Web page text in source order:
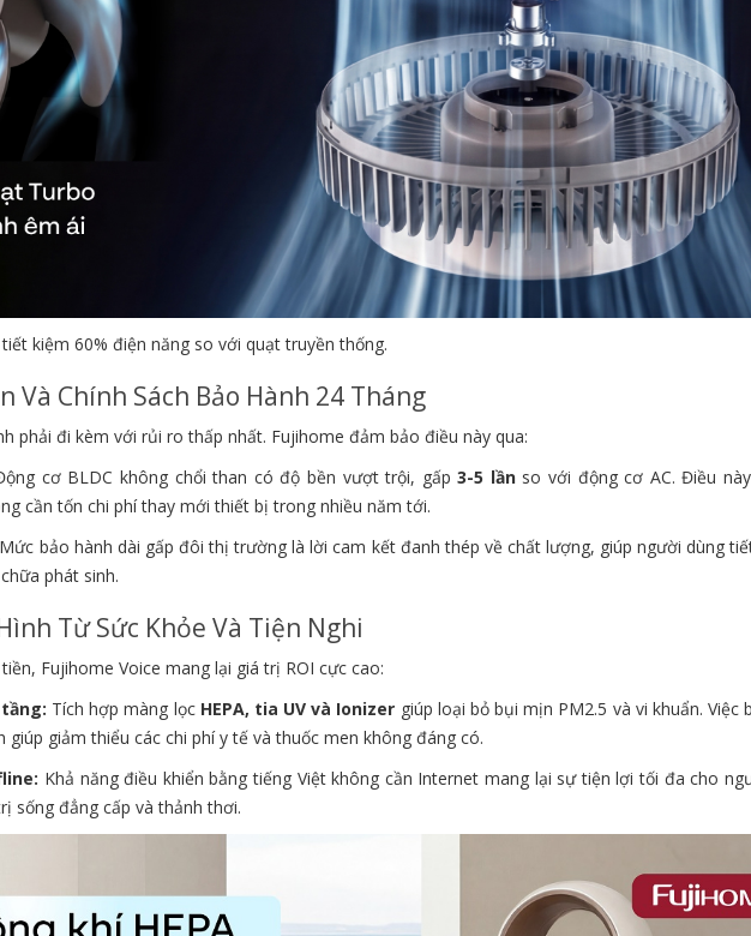
kiệm 60% điện năng so với quạt truyền thống.
Và Chính Sách Bảo Hành 24 Tháng
phải đi kèm với rủi ro thấp nhất. Fujihome đảm bảo điều này qua:
cơ BLDC không chổi than có độ bền vượt trội, gấp3-5 lầnso với động cơ AC. Điều
cần tốn chi phí thay mới thiết bị trong nhiều năm tới.
Mức bảo hành dài gấp đôi thị trường là lời cam kết đanh thép về chất lượng, giúp người dùng
phát sinh.
Từ Sức Khỏe Và Tiện Nghi
Fujihome Voice mang lại giá trị ROI cực cao:
Tích hợp màng lọc HEPA, tia UV và Ionizer giúp loại bỏ bụi mịn PM2.5 và vi khuẩn. Việc
giúp giảm thiểu các chi phí y tế và thuốc men không đáng có.
Khả năng điều khiển bằng tiếng Việt không cần Internet mang lại sự tiện lợi tối đa cho
sống đẳng cấp và thảnh thơi.